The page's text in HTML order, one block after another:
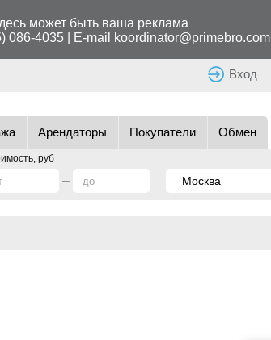
может быть ваша реклама
086-4035| E-mail koordinator@primebro.com
Вход
Арендаторы Покупатели Обмен
руб